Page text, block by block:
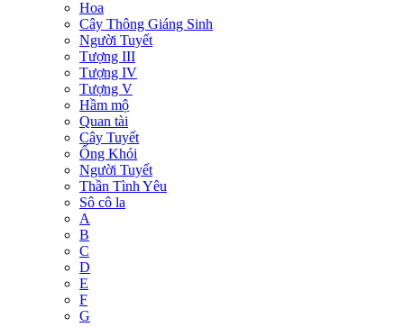
Hoa
Cây Thông Giáng Sinh
Người Tuyết
Tượng III
Tượng IV
Tượng V
Hầm mộ
Quan tài
Cây Tuyết
Ống Khói
Người Tuyết
Thần Tình Yêu
Sô cô la
A
B
C
D
E
F
G